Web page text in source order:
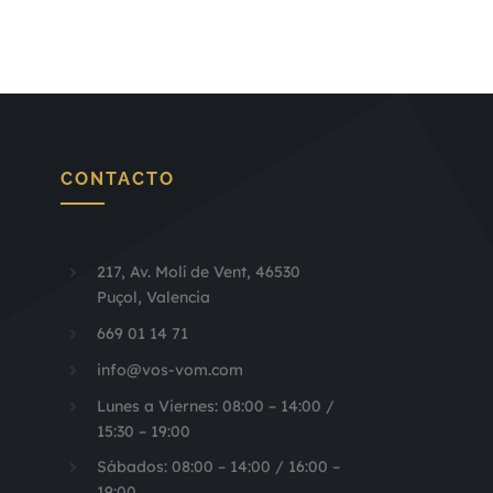
CONTACTO
217, Av. Molí de Vent, 46530
Puçol, Valencia
669 01 14 71
info@vos-vom.com
Lunes a Viernes: 08:00 – 14:00 /
15:30 – 19:00
Sábados: 08:00 – 14:00 / 16:00 –